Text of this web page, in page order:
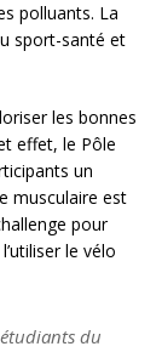
polluants. La
sport-santé et
les bonnes
effet, le Pôle
un
musculaire est
pour
le vélo
du